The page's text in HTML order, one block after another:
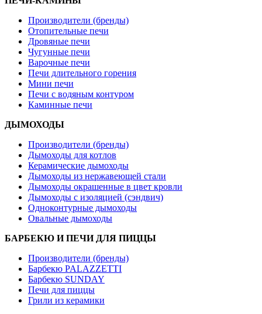
Производители (бренды)
Отопительные печи
Дровяные печи
Чугунные печи
Варочные печи
Печи длительного горения
Мини печи
Печи с водяным контуром
Каминные печи
ДЫМОХОДЫ
Производители (бренды)
Дымоходы для котлов
Керамические дымоходы
Дымоходы из нержавеющей стали
Дымоходы окрашенные в цвет кровли
Дымоходы с изоляцией (сэндвич)
Одноконтурные дымоходы
Овальные дымоходы
БАРБЕКЮ И ПЕЧИ ДЛЯ ПИЦЦЫ
Производители (бренды)
Барбекю PALAZZETTI
Барбекю SUNDAY
Печи для пиццы
Грили из керамики